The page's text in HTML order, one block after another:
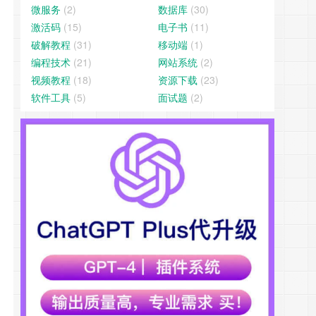
微服务 (2) 数据库 (30)
激活码 (15) 电子书 (11)
破解教程 (31) 移动端 (1)
编程技术 (21) 网站系统 (2)
视频教程 (18) 资源下载 (23)
软件工具 (5) 面试题 (2)